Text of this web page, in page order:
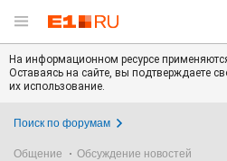
На информационном ресурсе
Оставаясь на сайте, вы подтверждаете
их использование.
Поиск по форумам
Общение Обсуждение новостей